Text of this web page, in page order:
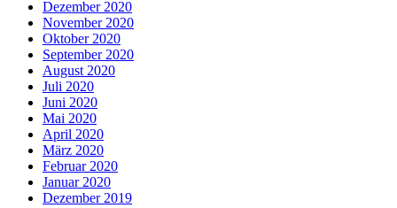
Dezember 2020
November 2020
Oktober 2020
September 2020
August 2020
Juli 2020
Juni 2020
Mai 2020
April 2020
März 2020
Februar 2020
Januar 2020
Dezember 2019